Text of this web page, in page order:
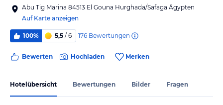
Abu Tig Marina 84513 El Gouna Hurghada/Safaga Ägypten
Auf Karte anzeigen
100% 5,5 / 6 176 Bewertungen
Bewerten Hochladen Merken
Hotelübersicht Bewertungen Bilder Fragen